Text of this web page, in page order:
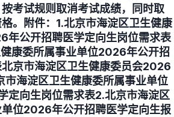
考试规则取消考试成绩，同时取
。附件：1.北京市海淀区卫生健康
年公开招聘医学定向生岗位需求表
康委所属事业单位2026年公开招
京市海淀区卫生健康委员会2026
市海淀区卫生健康委所属事业单位
定向生岗位需求表2.北京市海淀区
位2026年公开招聘医学定向生报